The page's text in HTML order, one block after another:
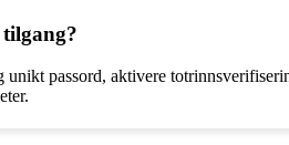
passord, aktivere